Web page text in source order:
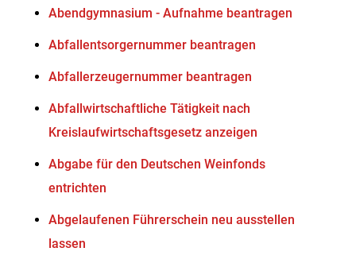
Abendgymnasium - Aufnahme beantragen
Abfallentsorgernummer beantragen
Abfallerzeugernummer beantragen
Abfallwirtschaftliche Tätigkeit nach
Kreislaufwirtschaftsgesetz anzeigen
Abgabe für den Deutschen Weinfonds
entrichten
Abgelaufenen Führerschein neu ausstellen
lassen